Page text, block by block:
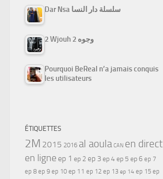
Dar Nsa سلسلة دار النسا
2 Wjouh 2 وجوه
Pourquoi BeReal n’a jamais conquis
les utilisateurs
ÉTIQUETTES
2M 2015 2016 al aoula CAN en direct
en ligne ep 1 ep 2 ep 3ep 4ep 5 ep 6 ep 7
ep 8 ep 9 ep 10 ep 11 ep 12 ep 13 ep 14 ep 15 ep